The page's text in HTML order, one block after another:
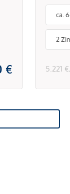
€
&
ca.
2
5.221